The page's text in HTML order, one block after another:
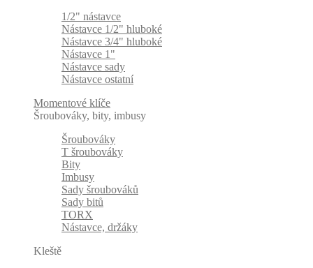
1/2" nástavce
Nástavce 1/2" hluboké
Nástavce 3/4" hluboké
Nástavce 1"
Nástavce sady
Nástavce ostatní
Momentové klíče
Šroubováky, bity, imbusy
Šroubováky
T šroubováky
Bity
Imbusy
Sady šroubováků
Sady bitů
TORX
Nástavce, držáky
Kleště